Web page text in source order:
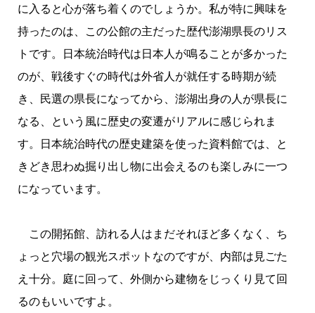
に入ると心が落ち着くのでしょうか。私が特に興味を
持ったのは、この公館の主だった歴代澎湖県長のリス
トです。日本統治時代は日本人が鳴ることが多かった
のが、戦後すぐの時代は外省人が就任する時期が続
き、民選の県長になってから、澎湖出身の人が県長に
なる、という風に歴史の変遷がリアルに感じられま
す。日本統治時代の歴史建築を使った資料館では、と
きどき思わぬ掘り出し物に出会えるのも楽しみに一つ
になっています。
この開拓館、訪れる人はまだそれほど多くなく、ち
ょっと穴場の観光スポットなのですが、内部は見ごた
え十分。庭に回って、外側から建物をじっくり見て回
るのもいいですよ。